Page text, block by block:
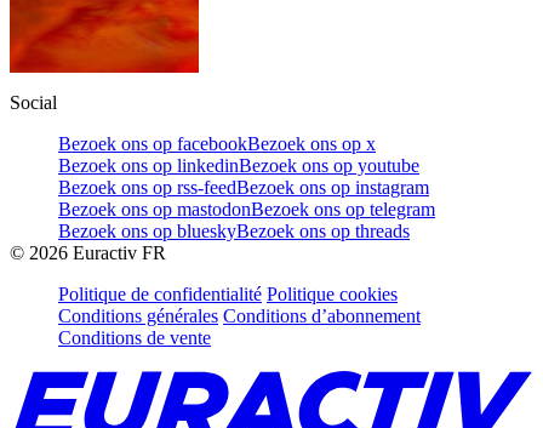
Social
Bezoek ons op facebookBezoek ons op x
Bezoek ons op linkedinBezoek ons op youtube
Bezoek ons op rss-feedBezoek ons op instagram
Bezoek ons op mastodonBezoek ons op telegram
Bezoek ons op blueskyBezoek ons op threads
© 2026 Euractiv FR
Politique de confidentialité Politique cookies
Conditions générales Conditions d’abonnement
Conditions de vente